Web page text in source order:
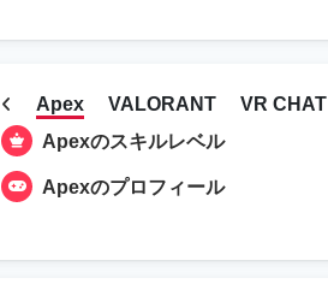
Apex VALORANT VR CHAT
Apexのスキルレベル
Apexのプロフィール